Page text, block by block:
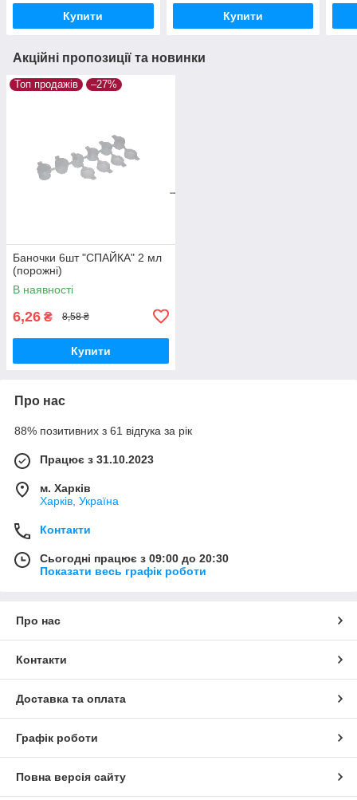
Купити Купити
Акційні пропозиції та новинки
Топ продажів –27%
Баночки 6шт "СПАЙКА" 2 мл
(порожні)
В наявності
6,26 ₴ 8,58 ₴
Купити
Про нас
88% позитивних з 61 відгука за рік
Працює з 31.10.2023
м. Харків
Харків, Україна
Контакти
Сьогодні працює з 09:00 до 20:30
Показати весь графік роботи
Про нас
Контакти
Доставка та оплата
Графік роботи
Повна версія сайту